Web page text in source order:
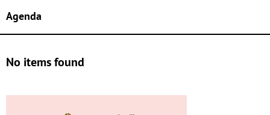
Agenda
No items found